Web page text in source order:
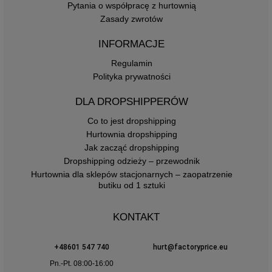
Pytania o współpracę z hurtownią
Zasady zwrotów
INFORMACJE
Regulamin
Polityka prywatności
DLA DROPSHIPPERÓW
Co to jest dropshipping
Hurtownia dropshipping
Jak zacząć dropshipping
Dropshipping odzieży – przewodnik
Hurtownia dla sklepów stacjonarnych – zaopatrzenie
butiku od 1 sztuki
KONTAKT
+48601 547 740
hurt@factoryprice.eu
Pn.-Pt. 08:00-16:00